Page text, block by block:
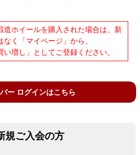
造ホイールを購入された場合は、新
なく「マイページ」から、
い増し」としてご登録ください。
ー ログインはこちら
規ご入会の方